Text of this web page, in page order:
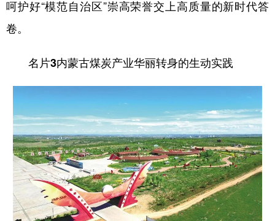
城市 旅游 能源 会展
公益 一带一路 亚太网 上市公司
文化产业
地方频道
北京 天津 河北 山西
辽宁 吉林 上海 江苏
浙江 安徽 福建 江西
呵护好“模范自治区”崇高荣誉交上高质量的新时代答
卷。
名片3内蒙古煤炭产业华丽转身的生动实践